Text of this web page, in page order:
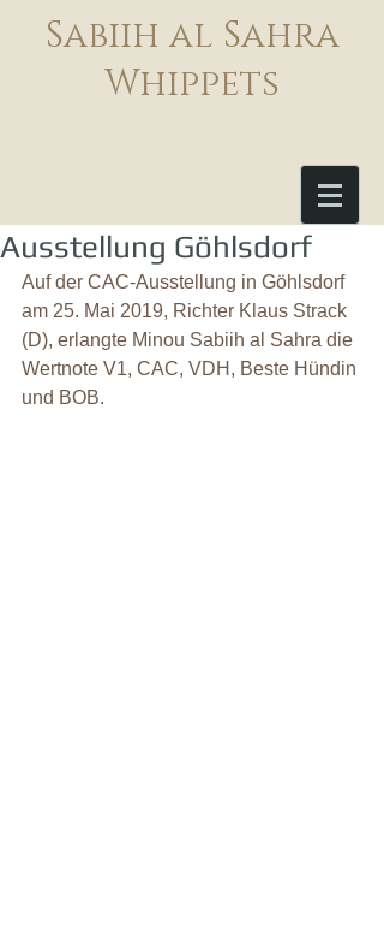
Sabiih al Sahra
Whippets
Ausstellung Göhlsdorf
Auf der CAC-Ausstellung in Göhlsdorf
am 25. Mai 2019, Richter Klaus Strack
(D), erlangte Minou Sabiih al Sahra die
Wertnote V1, CAC, VDH, Beste Hündin
und BOB.